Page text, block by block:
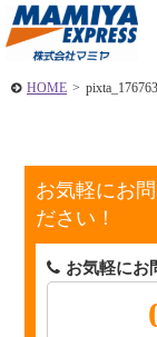
HOME >
お気軽にお
ださい！
お気軽にお